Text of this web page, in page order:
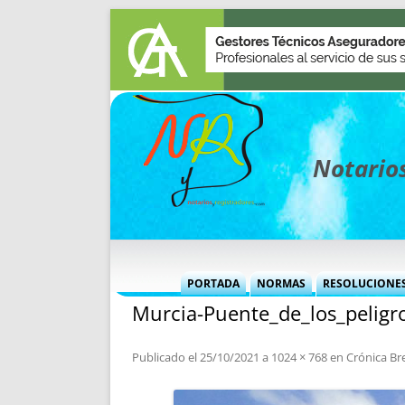
PORTADA NORMAS
MÁS USADAS (CUADRO)
MÁS DESTACADAS
INFORMES
VOCES
Murcia-
Publicado el25/10/2021 a 1024 × 768en Crónica